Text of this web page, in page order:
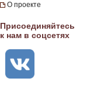
О проекте
Присоединяйтесь
к нам в соцсетях